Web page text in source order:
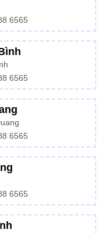
6565
6565
6565
6565